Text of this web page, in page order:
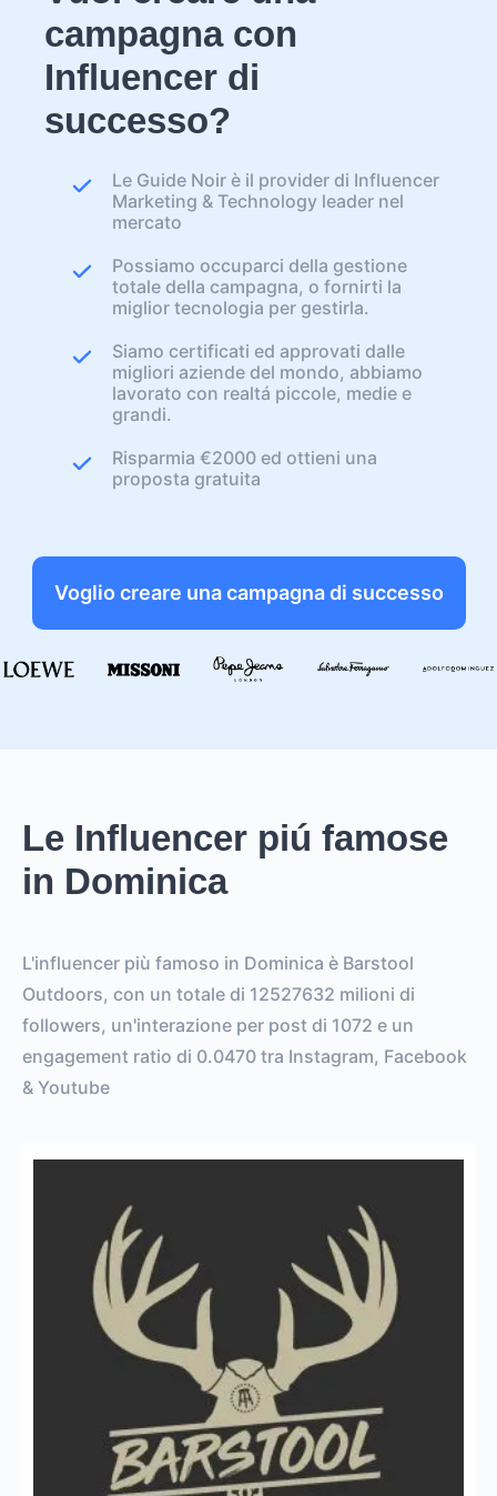
campagna con
Influencer di
successo?
Le Guide Noir è il provider di Influencer
Marketing & Technology leader nel
mercato
Possiamo occuparci della gestione
totale della campagna, o fornirti la
miglior tecnologia per gestirla.
Siamo certificati ed approvati dalle
migliori aziende del mondo, abbiamo
lavorato con realtá piccole, medie e
grandi.
Risparmia €2000 ed ottieni una
proposta gratuita
Voglio creare una campagna di successo
Le Influencer piú famose
in Dominica
L'influencer più famoso in Dominica è Barstool
Outdoors, con un totale di 12527632 milioni di
followers, un'interazione per post di 1072 e un
engagement ratio di 0.0470 tra Instagram, Facebook
& Youtube